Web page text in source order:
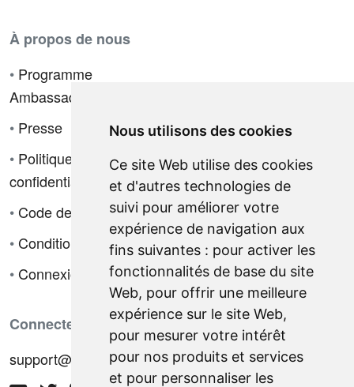
Nous utilisons des cookies
Ce site Web utilise des cookies
et d'autres technologies de
suivi pour améliorer votre
expérience de navigation aux
fins suivantes : pour activer les
fonctionnalités de base du site
Web, pour offrir une meilleure
expérience sur le site Web,
pour mesurer votre intérêt
pour nos produits et services
et pour personnaliser les
À propos de nous
• Programme
Ambassadeur
• Presse
• Politique de
confidentialité
• Code de déontologie
• Conditions de vente
• Connexion
Connectez-vous avec nous
support@hiringnotes.com